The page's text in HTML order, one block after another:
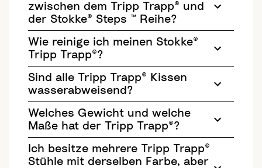
zwischen dem Tripp Trapp® und
der Stokke® Steps ™ Reihe?
Wie reinige ich meinen Stokke®
Tripp Trapp®?
Sind alle Tripp Trapp® Kissen
wasserabweisend?
Welches Gewicht und welche
Maße hat der Tripp Trapp®?
Ich besitze mehrere Tripp Trapp®
Stühle mit derselben Farbe, aber